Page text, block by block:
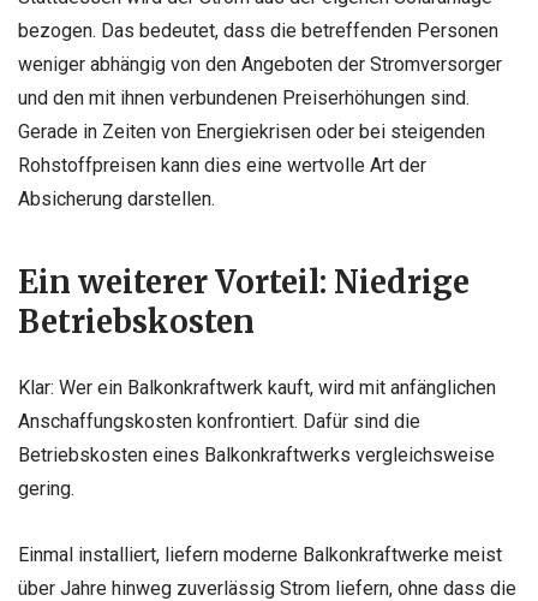
bezogen. Das bedeutet, dass die betreffenden Personen
weniger abhängig von den Angeboten der Stromversorger
und den mit ihnen verbundenen Preiserhöhungen sind.
Gerade in Zeiten von Energiekrisen oder bei steigenden
Rohstoffpreisen kann dies eine wertvolle Art der
Absicherung darstellen.
Ein weiterer Vorteil: Niedrige
Betriebskosten
Klar: Wer ein Balkonkraftwerk kauft, wird mit anfänglichen
Anschaffungskosten konfrontiert. Dafür sind die
Betriebskosten eines Balkonkraftwerks vergleichsweise
gering.
Einmal installiert, liefern moderne Balkonkraftwerke meist
über Jahre hinweg zuverlässig Strom liefern, ohne dass die